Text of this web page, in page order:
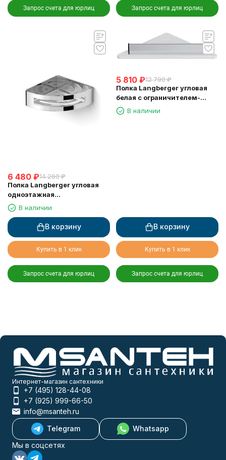
Запрос счета для юрлиц Запрос счета для юрлиц
6 480 ₽14 260 ₽
Полка Langberger угловая
одноэтажная
хромированная 75260
В наличии
В корзину
Купить в 1 клик
Запрос счета для юрлиц
5 810 ₽12 790 ₽
Полка Langberger угловая
белая с ограничителем-
скребок 73451-WH
В наличии
В корзину
Купить в 1 клик
Запрос счета для юрлиц
Интернет-магазин сантехники
+7 (495) 128-44-08
+7 (925) 999-66-50
info@msanteh.ru
Telegram
Whatsapp
Мы в соцсетях